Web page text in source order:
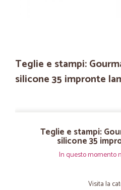
Teglie e stampi:
silicone 35 impronte
Teglie e stampi:
silicone 35
In questo momento
Visita la